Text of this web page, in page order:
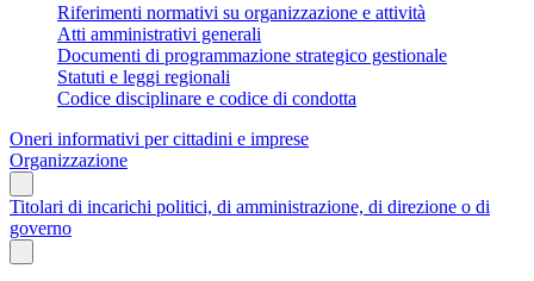
Riferimenti normativi su organizzazione e attività
Atti amministrativi generali
Documenti di programmazione strategico gestionale
Statuti e leggi regionali
Codice disciplinare e codice di condotta
Oneri informativi per cittadini e imprese
Organizzazione
Titolari di incarichi politici, di amministrazione, di direzione o di
governo